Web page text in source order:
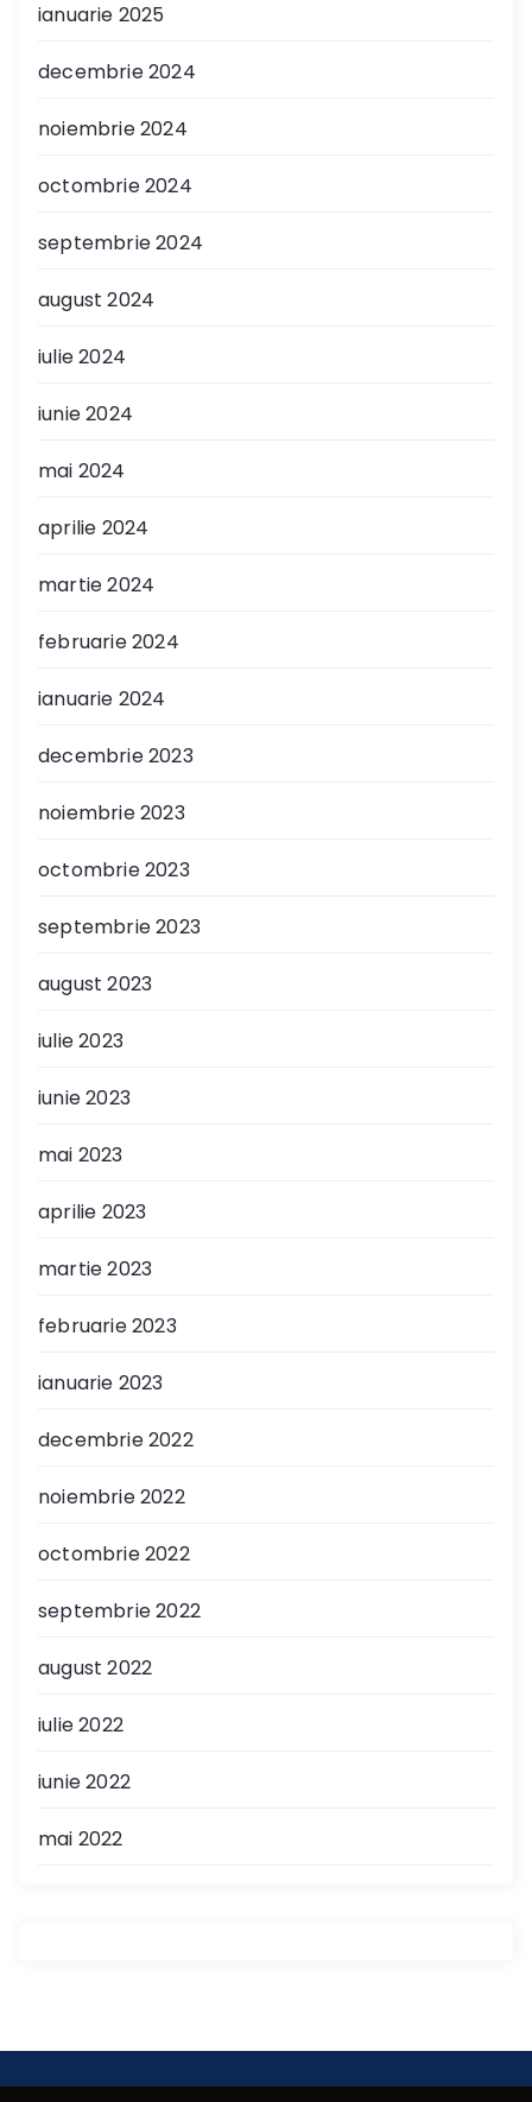
ianuarie 2025
decembrie 2024
noiembrie 2024
octombrie 2024
septembrie 2024
august 2024
iulie 2024
iunie 2024
mai 2024
aprilie 2024
martie 2024
februarie 2024
ianuarie 2024
decembrie 2023
noiembrie 2023
octombrie 2023
septembrie 2023
august 2023
iulie 2023
iunie 2023
mai 2023
aprilie 2023
martie 2023
februarie 2023
ianuarie 2023
decembrie 2022
noiembrie 2022
octombrie 2022
septembrie 2022
august 2022
iulie 2022
iunie 2022
mai 2022